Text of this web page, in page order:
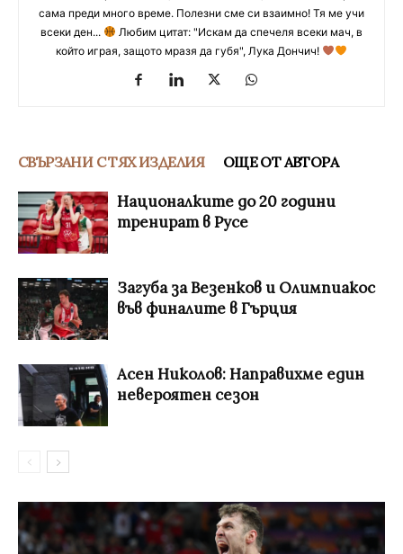
сама преди много време. Полезни сме си взаимно! Тя ме учи
всеки ден...
Любим цитат: "Искам да спечеля всеки мач, в
който играя, защото мразя да губя", Лука Дончич!
СВЪРЗАНИ С ТЯХ ИЗДЕЛИЯ ОЩЕ ОТ АВТОРА
Националките до 20 години
тренират в Русе
Загуба за Везенков и Олимпиакос
във финалите в Гърция
Асен Николов: Направихме един
невероятен сезон